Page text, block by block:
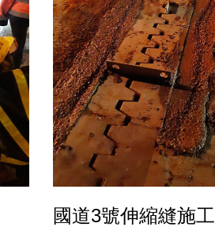
國道3號伸縮縫施工